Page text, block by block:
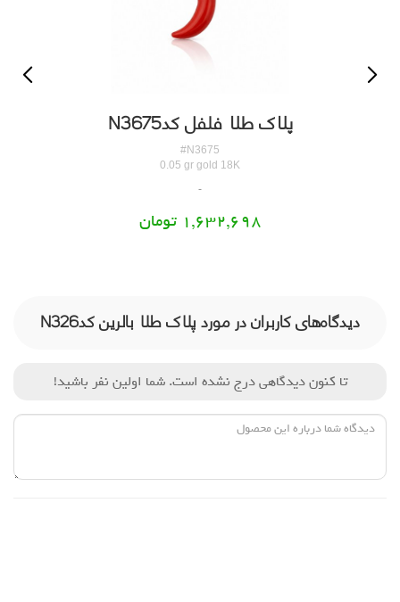
پلاک طلا فلفل کدN3675
#N3675
0.05 gr gold 18K
1,632,698 تومان
دیدگاه‌های کاربران در مورد پلاک طلا بالرین کدN326
تا کنون دیدگاهی درج نشده است. شما اولین نفر باشید!